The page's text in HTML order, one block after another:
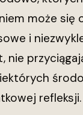
może
i
nie
refleksji.